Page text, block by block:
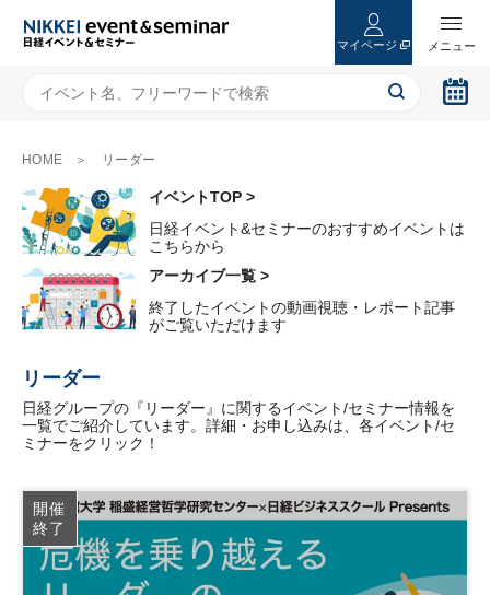
マイページ
HOME リーダー
イベントTOP >
日経イベント&セミナーのおすすめイベントは
こちらから
アーカイブ一覧 >
終了したイベントの動画視聴・レポート記事
がご覧いただけます
リーダー
日経グループの『リーダー』に関するイベント/セミナー情報を
一覧でご紹介しています。詳細・お申し込みは、各イベント/セ
ミナーをクリック！
開催
終了